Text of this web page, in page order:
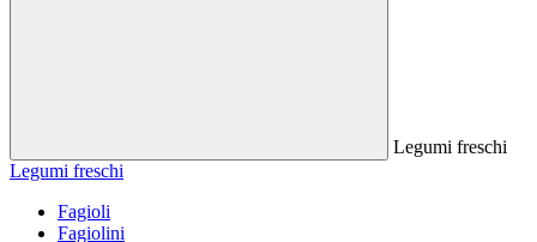
Legumi freschi
Legumi freschi
Fagioli
Fagiolini